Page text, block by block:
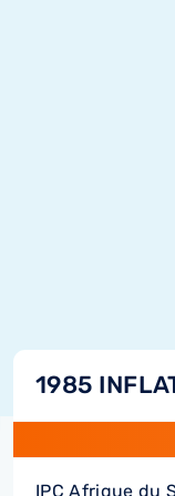
1985
IPC Afrique du